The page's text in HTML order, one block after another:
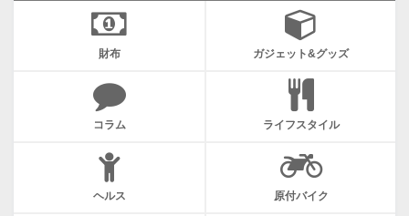
財布 ガジェット&グッズ
コラム ライフスタイル
ヘルス 原付バイク